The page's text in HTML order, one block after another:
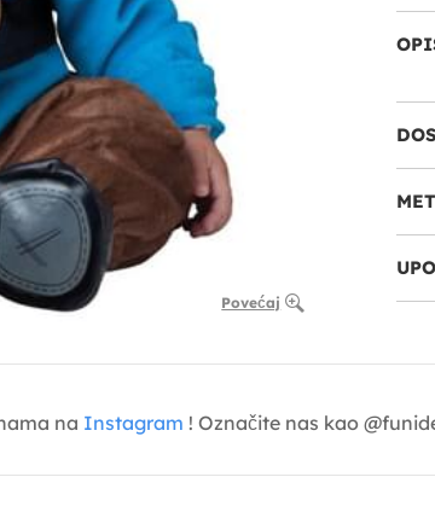
Povećaj
na Instagram ! Označite nas kao